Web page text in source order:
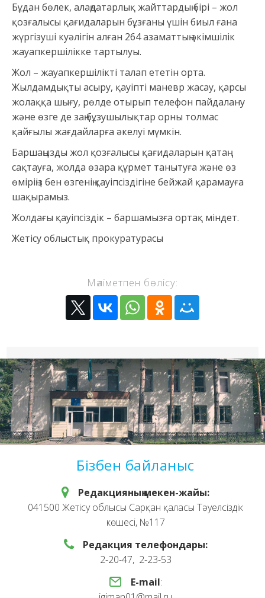
Бұдан бөлек, алаңдатарлық жайттардың бірі – жол
қозғалысы қағидаларын бұзғаны үшін биыл ғана
жүргізуші куәлігін алған 264 азаматтың әкімшілік
жауапкершілікке тартылуы.
Жол – жауапкершілікті талап ететін орта.
Жылдамдықты асыру, қауіпті маневр жасау, қарсы
жолаққа шығу, рөлде отырып телефон пайдалану
және өзге де заң бұзушылықтар орны толмас
қайғылы жағдайларға әкелуі мүмкін.
Баршаңызды жол қозғалысы қағидаларын қатаң
сақтауға, жолда өзара құрмет танытуға және өз
өміріңіз бен өзгенің қауіпсіздігіне бейжай қарамауға
шақырамыз.
Жолдағы қауіпсіздік – баршамызға ортақ міндет.
Жетісу облыстық прокуратурасы
Мәліметпен бөлісу:
Бізбен байланыс
Редакцияның мекен-жайы:
041500 Жетісу облысы Сарқан қаласы Тәуелсіздік
көшесі, №117
Редакция телефондары:
2-20-47, 2-23-53
E-mail: